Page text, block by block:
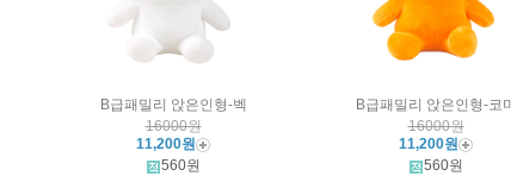
B급패밀리 앉은인형-벡
16000원
11,200원
560원
B급패밀리 앉은인형-코
16000원
11,200원
560원